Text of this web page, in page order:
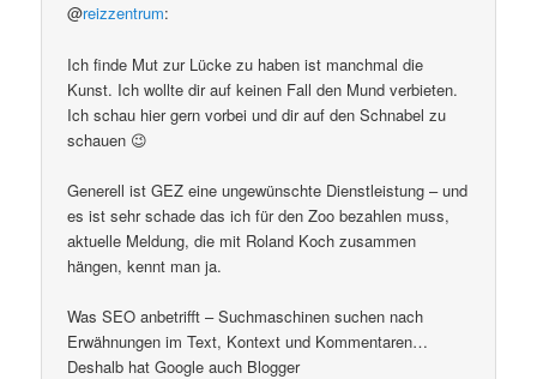
@reizzentrum:
Ich finde Mut zur Lücke zu haben ist manchmal die
Kunst. Ich wollte dir auf keinen Fall den Mund verbieten.
Ich schau hier gern vorbei und dir auf den Schnabel zu
schauen 😉
Generell ist GEZ eine ungewünschte Dienstleistung – und
es ist sehr schade das ich für den Zoo bezahlen muss,
aktuelle Meldung, die mit Roland Koch zusammen
hängen, kennt man ja.
Was SEO anbetrifft – Suchmaschinen suchen nach
Erwähnungen im Text, Kontext und Kommentaren…
Deshalb hat Google auch Blogger